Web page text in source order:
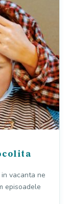
vacanta ne
episoadele